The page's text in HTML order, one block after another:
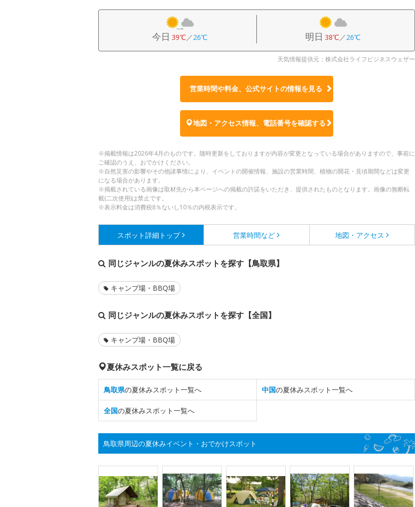
今日 39℃／26℃ 明日 38℃／26℃
天気情報提供元：株式会社ライフビジネスウェザー
営業時間や料金、公式サイトの情報を見る
地図・アクセス情報、電話番号を確認する
※掲載情報は2026年4月のものです。随時更新をしておりますが内容が変更となっている場合がありますので、事前に
ご確認のうえ、おでかけください。
※自然災害の影響やその他諸事情により、イベントの開催情報、施設の営業時間、植物の開花・見頃期間などは変更
になる場合があります。
※掲載されている画像は取材先から本ページへの掲載の許諾をいただき、提供されたものとなります。画像の無断転
載(二次使用)は禁止です。
※表示料金は消費税8％ないし10％の内税表示です。
スポット詳細 トップ 営業時間など 地図・アクセス
同じジャンルの夏休みスポットを探す【鳥取県】
キャンプ場・BBQ場
同じジャンルの夏休みスポットを探す【全国】
キャンプ場・BBQ場
夏休みスポット一覧に戻る
鳥取県の夏休みスポット一覧へ 中国の夏休みスポット一覧へ
全国の夏休みスポット一覧へ
鳥取県周辺の夏休みイベント・おでかけスポット